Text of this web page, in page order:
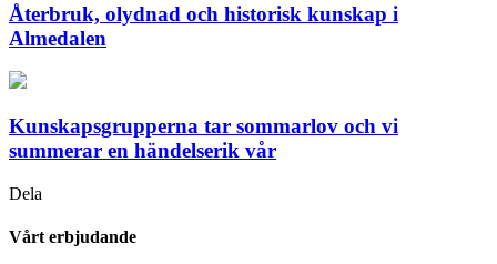
Återbruk, olydnad och historisk kunskap i
Almedalen
Kunskapsgrupperna tar sommarlov och vi
summerar en händelserik vår
Dela
Vårt erbjudande